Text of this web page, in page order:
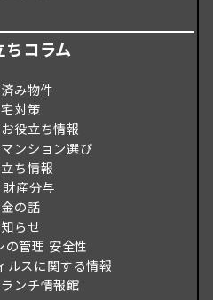
ちコラム
み物件
対策
役立ち情報
ンション選び
ち情報
産分与
の話
らせ
の管理 安全性
ルスに関する情報
ンチ情報館